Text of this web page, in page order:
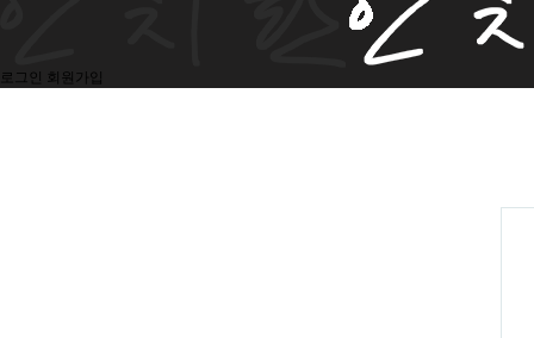
로그인 회원가입